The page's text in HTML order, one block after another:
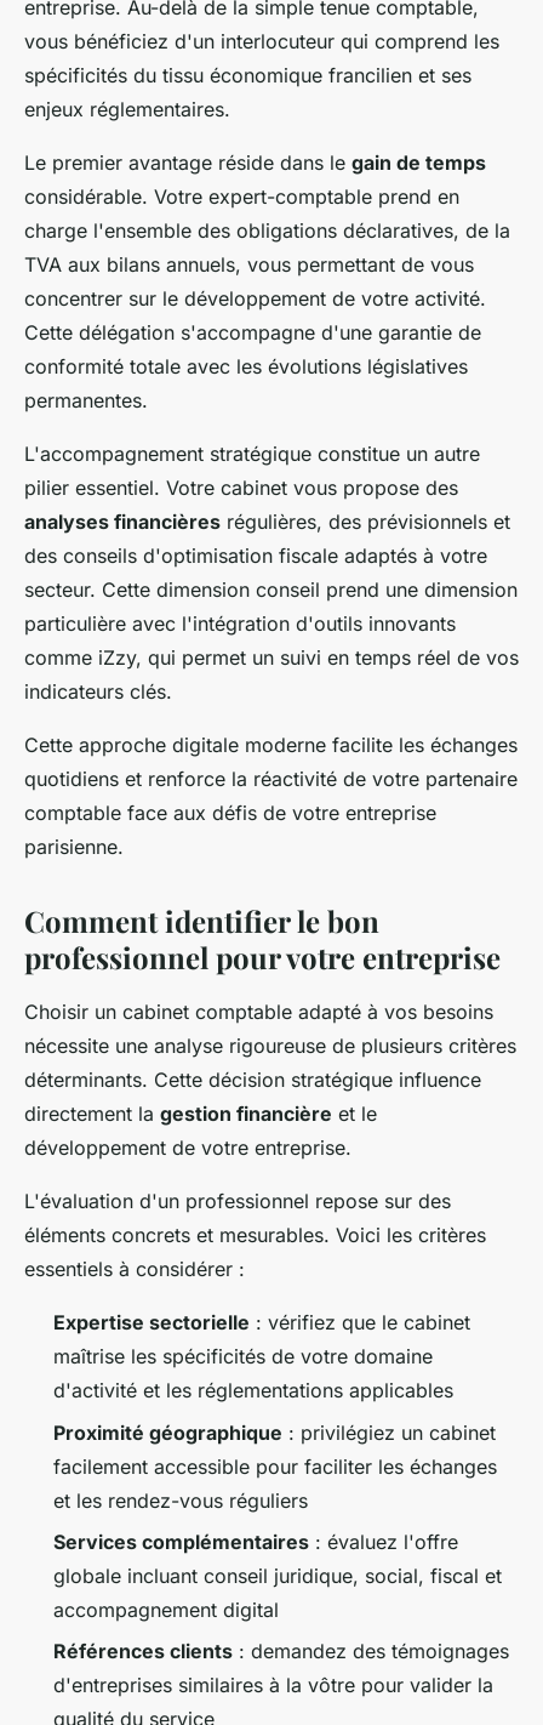
entreprise. Au-delà de la simple tenue comptable,
vous bénéficiez d'un interlocuteur qui comprend les
spécificités du tissu économique francilien et ses
enjeux réglementaires.
Le premier avantage réside dans le gain de temps
considérable. Votre expert-comptable prend en
charge l'ensemble des obligations déclaratives, de la
TVA aux bilans annuels, vous permettant de vous
concentrer sur le développement de votre activité.
Cette délégation s'accompagne d'une garantie de
conformité totale avec les évolutions législatives
permanentes.
L'accompagnement stratégique constitue un autre
pilier essentiel. Votre cabinet vous propose des
analyses financières régulières, des prévisionnels et
des conseils d'optimisation fiscale adaptés à votre
secteur. Cette dimension conseil prend une dimension
particulière avec l'intégration d'outils innovants
comme iZzy, qui permet un suivi en temps réel de vos
indicateurs clés.
Cette approche digitale moderne facilite les échanges
quotidiens et renforce la réactivité de votre partenaire
comptable face aux défis de votre entreprise
parisienne.
Comment identifier le bon
professionnel pour votre entreprise
Choisir un cabinet comptable adapté à vos besoins
nécessite une analyse rigoureuse de plusieurs critères
déterminants. Cette décision stratégique influence
directement la gestion financière et le
développement de votre entreprise.
L'évaluation d'un professionnel repose sur des
éléments concrets et mesurables. Voici les critères
essentiels à considérer :
Expertise sectorielle : vérifiez que le cabinet
maîtrise les spécificités de votre domaine
d'activité et les réglementations applicables
Proximité géographique : privilégiez un cabinet
facilement accessible pour faciliter les échanges
et les rendez-vous réguliers
Services complémentaires : évaluez l'offre
globale incluant conseil juridique, social, fiscal et
accompagnement digital
Références clients : demandez des témoignages
d'entreprises similaires à la vôtre pour valider la
qualité du service